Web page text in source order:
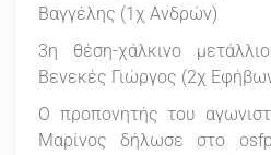
Βαγγέλης (1χ Ανδρών)
3η θέση-χάλκινο
Βενεκές Γιώργος (2χ
Ο προπονητής του
Μαρίνος δήλωσε στο